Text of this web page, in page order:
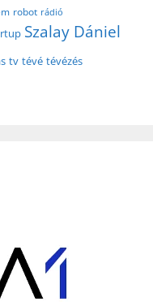
robot rádió
Szalay Dániel
tv tévé tévézés